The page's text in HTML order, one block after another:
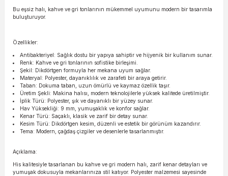
Bu eşsiz halı, kahve ve gri tonlarının mükemmel uyumunu modern bir tasarımla
buluşturuyor.
Özellikler:
Antibakteriyel: Sağlık dostu bir yapıya sahiptir ve hijyenik bir kullanım sunar.
Renk: Kahve ve gri tonlarının sofistike birleşimi.
Şekil: Dikdörtgen formuyla her mekana uyum sağlar.
Materyal: Polyester, dayanıklılık ve zarafeti bir araya getirir.
Taban: Dokuma taban, uzun ömürlü ve kaymaz özellik taşır.
Üretim Şekli: Makina halısı, modern teknolojilerle yüksek kalitede üretilmiştir.
İplik Türü: Polyester, şık ve dayanıklı bir yüzey sunar.
Hav Yüksekliği: 9 mm, yumuşaklık ve konfor sağlar.
Kenar Türü: Saçaklı, klasik ve zarif bir detay sunar.
Kesim Türü: Dikdörtgen kesim, düzenli ve estetik bir görünüm kazandırır.
Tema: Modern, çağdaş çizgiler ve desenlerle tasarlanmıştır.
Açıklama:
His kalitesiyle tasarlanan bu kahve ve gri modern halı, zarif kenar detayları ve
yumuşak dokusuyla mekanlarınıza stil katıyor. Polyester malzemesi sayesinde